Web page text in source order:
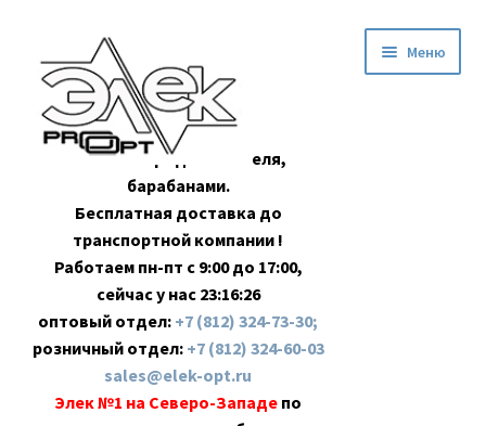
навигации
содержимому
Оптовая продажа кабеля,
барабанами.
Бесплатная доставка до
транспортной компании !
Работаем пн-пт с 9:00 до 17:00,
сейчас у нас 23:16:27
оптовый отдел: +7 (812) 324-73-30;
розничный отдел: +7 (812) 324-60-03
sales@elek-opt.ru
Элек №1 на Северо-Западе по
Меню